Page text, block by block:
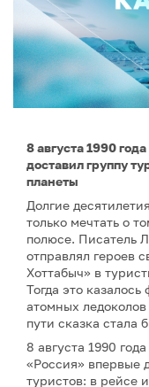
8 августа 1990
доставил группу
планеты
Долгие
только мечтать о
полюсе. Писатель
отправлял героев
Хоттабыч» в
Тогда это
атомных
пути сказка стала
8 августа 1990
«Россия» впервые
туристов: в рейсе